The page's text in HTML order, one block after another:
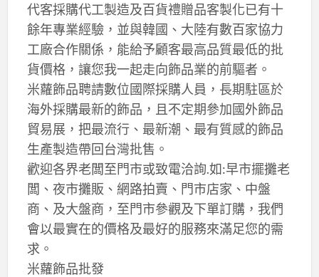
代客採購代工製造及百貨禮贈品客製化已有十
餘年專業經驗，並與韓國、大陸有數百家協力
工廠合作關係，能給予顧客最高品質最低的批
貨價格，讓您我一起走向飾品業的前驅者。
米蘿飾品聘請數位國際採購人員，長期駐區於
海外採購最新的飾品，且不定期參加國外飾品
貿易展，把最流行、最新潮、最有質感的飾品
生產製造帶回台灣批售。
歡迎各界老闆至門市或致電洽詢.如:早市擺攤老
闆、夜市攤販、網路拍賣、門市店家、中盤
商、及大盤商，至門市參觀及下單訂購，我們
會以最實在的價格及最好的服務來滿足您的需
求。
米蘿飾品批發